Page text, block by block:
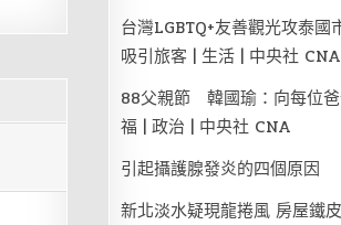
台灣LGBTQ+友善觀光攻泰
吸引旅客 | 生活 | 中央社 CNA
88父親節 韓國瑜：向每位
福 | 政治 | 中央社 CNA
引起攝護腺發炎的四個原因
新北淡水疑現龍捲風 房屋鐵